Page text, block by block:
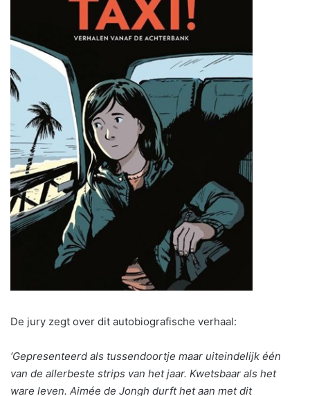
De jury zegt over dit autobiografische verhaal:
‘Gepresenteerd als tussendoortje maar uiteindelijk één
van de allerbeste strips van het jaar. Kwetsbaar als het
ware leven. Aimée de Jongh durft het aan met dit